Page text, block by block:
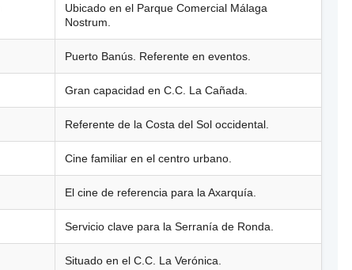
Ubicado en el Parque Comercial Málaga
Nostrum.
Puerto Banús. Referente en eventos.
Gran capacidad en C.C. La Cañada.
Referente de la Costa del Sol occidental.
Cine familiar en el centro urbano.
El cine de referencia para la Axarquía.
Servicio clave para la Serranía de Ronda.
Situado en el C.C. La Verónica.